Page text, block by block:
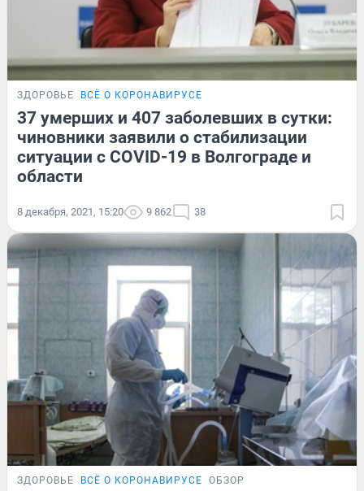
ЗДОРОВЬЕ ВСЁ О КОРОНАВИРУСЕ
37 умерших и 407 заболевших в сутки:
чиновники заявили о стабилизации
ситуации с COVID-19 в Волгограде и
области
8 декабря, 2021, 15:20 9 862 38
ЗДОРОВЬЕ ВСЁ О КОРОНАВИРУСЕ ОБЗОР